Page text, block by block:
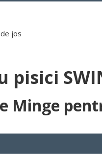
jos
Minge